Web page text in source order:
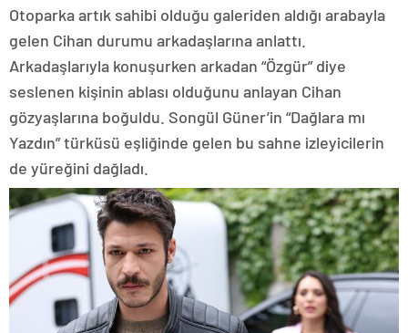
Otoparka artık sahibi olduğu galeriden aldığı arabayla
gelen Cihan durumu arkadaşlarına anlattı.
Arkadaşlarıyla konuşurken arkadan “Özgür” diye
seslenen kişinin ablası olduğunu anlayan Cihan
gözyaşlarına boğuldu. Songül Güner’in “Dağlara mı
Yazdın” türküsü eşliğinde gelen bu sahne izleyicilerin
de yüreğini dağladı.